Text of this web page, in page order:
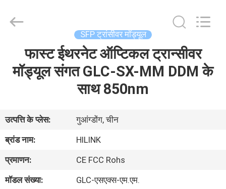
हमारे
बारे
में
Technology
Co.,Ltd..
SFP ट्रांसीवर मॉड्यूल
फास्ट ईथरनेट ऑप्टिकल ट्रान्सीवर
मॉड्यूल संगत GLC-SX-MM DDM के
साथ 850nm
उत्पत्ति के प्लेस:
गुआंग्डोंग, चीन
ब्रांड नाम:
HILINK
प्रमाणन:
CE FCC Rohs
मॉडल संख्या:
GLC-एसएक्स-एम.एम.